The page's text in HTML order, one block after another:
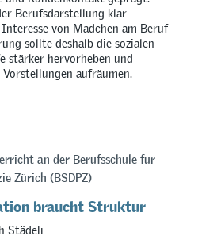
Berufsdarstellung klar
von Mädchen am Beruf
sollte deshalb die sozialen
stärker hervorheben und
aufräumen.
an der Berufsschule für
Zürich (BSDPZ)
braucht Struktur
Städeli